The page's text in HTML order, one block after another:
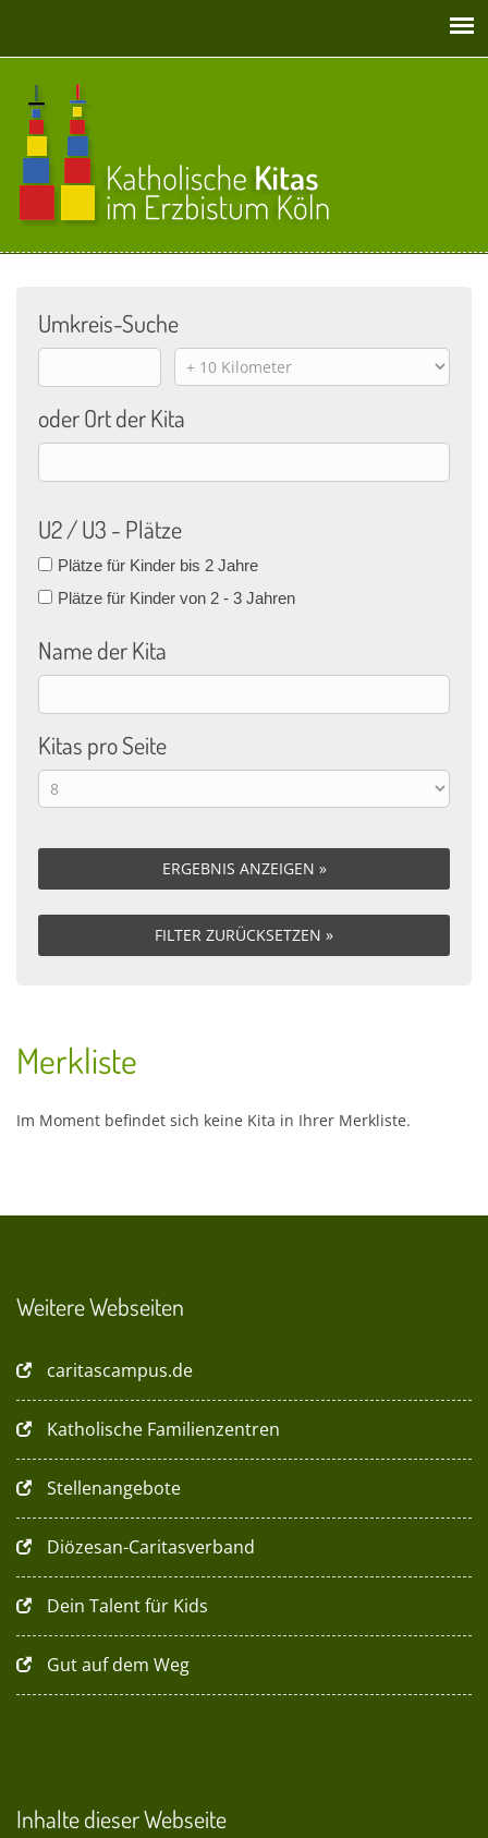
Umkreis-Suche
Distance
oder Ort der Kita
U2 / U3 - Plätze
Plätze für Kinder bis 2 Jahre
Plätze für Kinder von 2 - 3 Jahren
Name der Kita
Kitas pro Seite
Merkliste
Im Moment befindet sich keine Kita in Ihrer Merkliste.
Weitere Webseiten
caritascampus.de
Katholische Familienzentren
Stellenangebote
Diözesan-Caritasverband
Dein Talent für Kids
Gut auf dem Weg
Inhalte dieser Webseite